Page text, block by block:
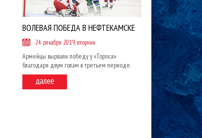
ВОЛЕВАЯ ПОБЕДА В НЕФТЕКАМСКЕ
24 декабря 2019, вторник
Армейцы вырвали победу у «Тороса»
благодаря двум голам в третьем периоде.